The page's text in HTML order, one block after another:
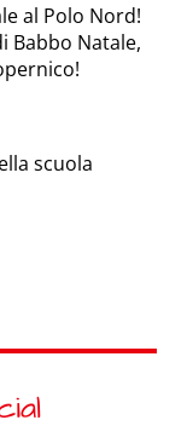
al Polo Nord!
Babbo Natale,
scuola